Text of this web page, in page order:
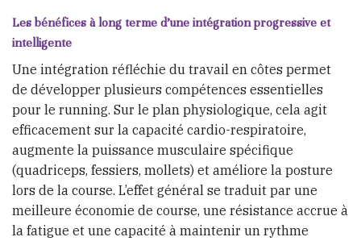
Les bénéfices à long terme d’une intégration progressive et
intelligente
Une intégration réfléchie du travail en côtes permet
de développer plusieurs compétences essentielles
pour le running. Sur le plan physiologique, cela agit
efficacement sur la capacité cardio-respiratoire,
augmente la puissance musculaire spécifique
(quadriceps, fessiers, mollets) et améliore la posture
lors de la course. L’effet général se traduit par une
meilleure économie de course, une résistance accrue à
la fatigue et une capacité à maintenir un rythme